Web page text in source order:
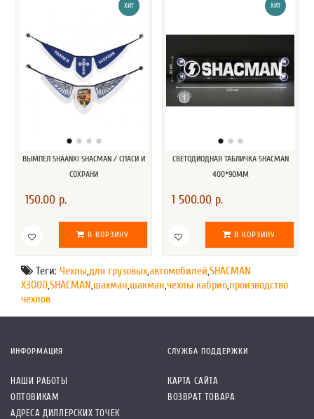
ХИТ
ВЫМПЕЛ SHAANXI SHACMAN / СПАСИ И
СОХРАНИ
150.00 р.
В КОРЗИНУ
ХИТ
СВЕТОДИОДНАЯ ТАБЛИЧКА SHACMAN
400*90ММ
1 500.00 р.
В КОРЗИНУ
Теги: Чехлы для грузовыхавтомобилей SHACMAN
X3000SHACMAN шахман шакман чехлы кабрио производство
чехлов
ИНФОРМАЦИЯ
НАШИ РАБОТЫ
ОПТОВИКАМ
АДРЕСА ДИЛЛЕРСКИХ ТОЧЕК
СЛУЖБА ПОДДЕРЖКИ
КАРТА САЙТА
ВОЗВРАТ ТОВАРА